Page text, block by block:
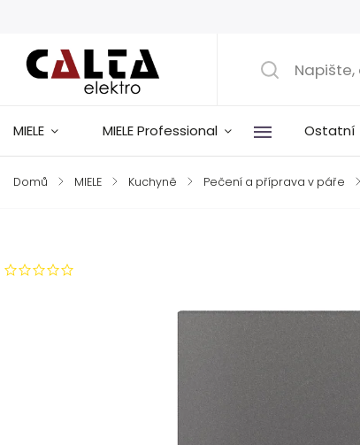
MIELE MIELE Professional Ostatní
Domů / MIELE / Kuchyně / Pečení a příprava v páře /